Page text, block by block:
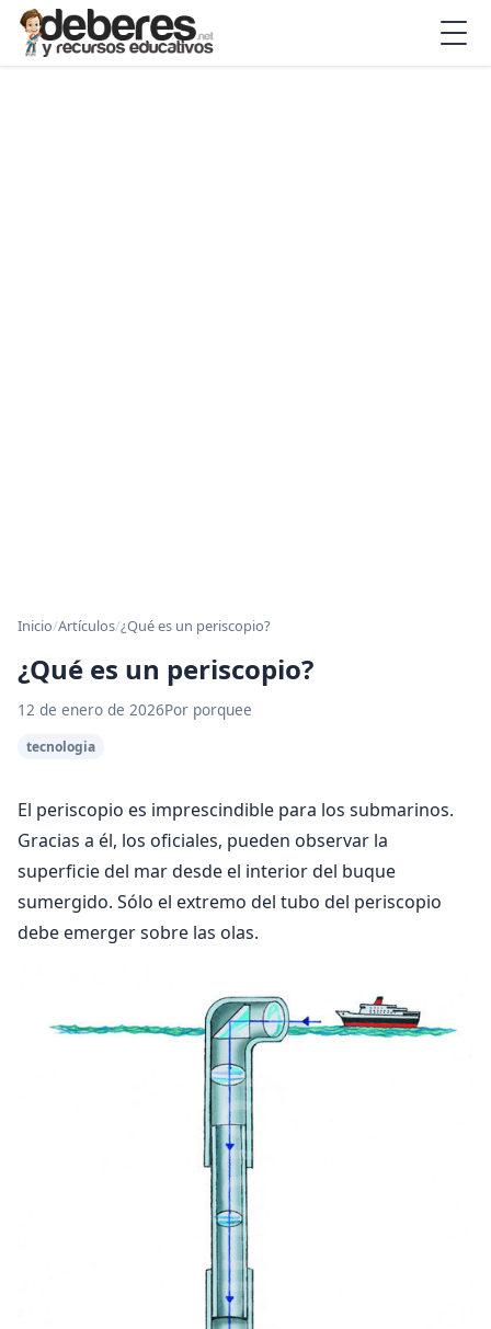
Inicio/Artículos/¿Qué es un periscopio?
¿Qué es un periscopio?
12 de enero de 2026Por porquee
tecnologia
El periscopio es imprescindible para los submarinos.
Gracias a él, los oficiales, pueden observar la
superficie del mar desde el interior del buque
sumergido. Sólo el extremo del tubo del periscopio
debe emerger sobre las olas.